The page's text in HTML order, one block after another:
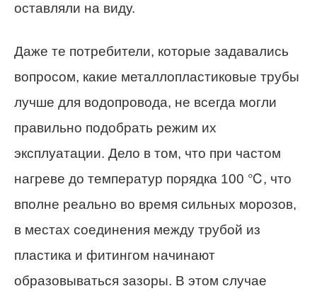
оставляли на виду.
Даже те потребители, которые задавались
вопросом, какие металлопластиковые трубы
лучше для водопровода, не всегда могли
правильно подобрать режим их
эксплуатации. Дело в том, что при частом
нагреве до температур порядка 100 ℃, что
вполне реально во время сильных морозов,
в местах соединения между трубой из
пластика и фитингом начинают
образовываться зазоры. В этом случае